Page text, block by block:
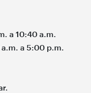
a 10:40 a.m.
a.m. a 5:00 p.m.